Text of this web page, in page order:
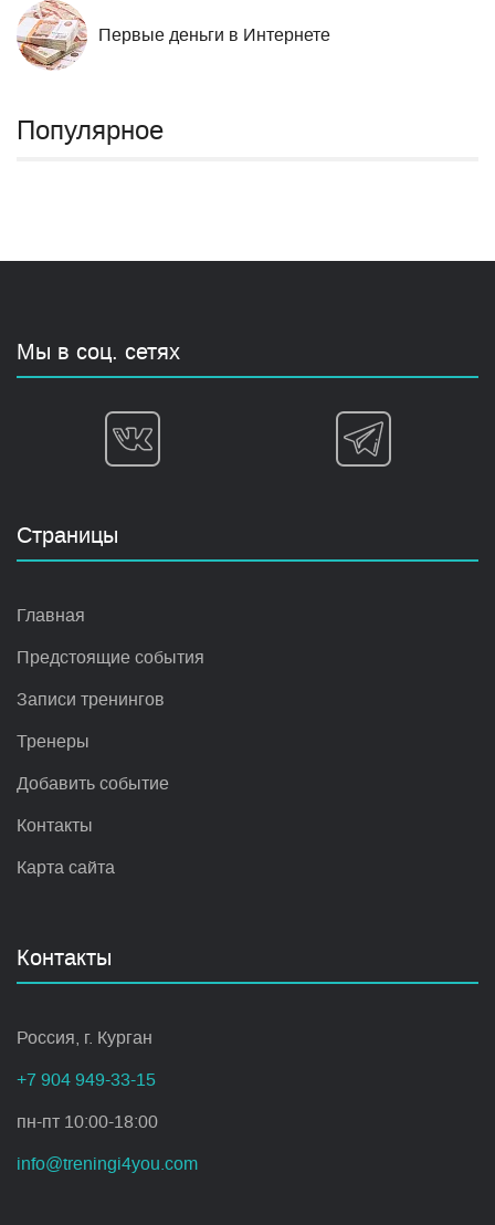
Первые деньги в Интернете
Популярное
Мы в соц. сетях
Страницы
Главная
Предстоящие события
Записи тренингов
Тренеры
Добавить событие
Контакты
Карта сайта
Контакты
Россия, г. Курган
+7 904 949-33-15
пн-пт 10:00-18:00
info@treningi4you.com